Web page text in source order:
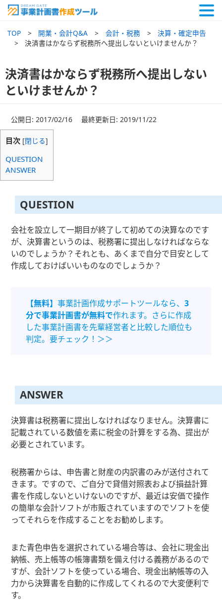
TOP 開業・会計Q&A 会計・税務
決算・確定申告
決済書はかならず税務所へ提出しないといけませんか？
決済書はかならず税務所へ提出しない
といけませんか？
公開日: 2017/02/16 最終更新日: 2019/11/22
目次 [閉じる]
QUESTION
ANSWER
QUESTION
会社を設立して一期目が終了して初めての決算なのです
が、決算書というのは、税務署に提出しなければならな
いのでしょうか？それとも、あくまで自分で目安として
作成しておけばいいものなのでしょうか？
【無料】事業計画作成サポートツールなら、3
分で事業計画書が無料で作れます。さらに作成
した事業計画書を先輩経営者と比較した順位も
判定。要チェック！＞＞
ANSWER
決算書は税務署に提出しなければなりません。決算書に
記載されている数値を素に税金の計算をする為、提出が
必要とされています。
税務署からは、申告書と財産の内訳書のみが送付されて
きます。ですので、ご自分で貸借対照表および損益計算
書を作成しないといけないのですが、最近は安価で操作
の簡単な会計ソフトが市販されていますのでソフトを使
ってそれらを作成することをお勧めします。
また青色申告を選択されている場合等は、会社に現金出
納帳、売上帳等の帳簿書類を備え付ける義務があるので
すが、会計ソフトを使っている場合、現金出納帳等の入
力から決算書を自動的に作成してくれるので大変便利で
す。